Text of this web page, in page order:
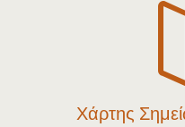
Χάρτης